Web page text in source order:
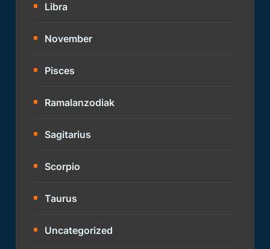
Libra
November
Pisces
Ramalanzodiak
Sagitarius
Scorpio
Taurus
Uncategorized